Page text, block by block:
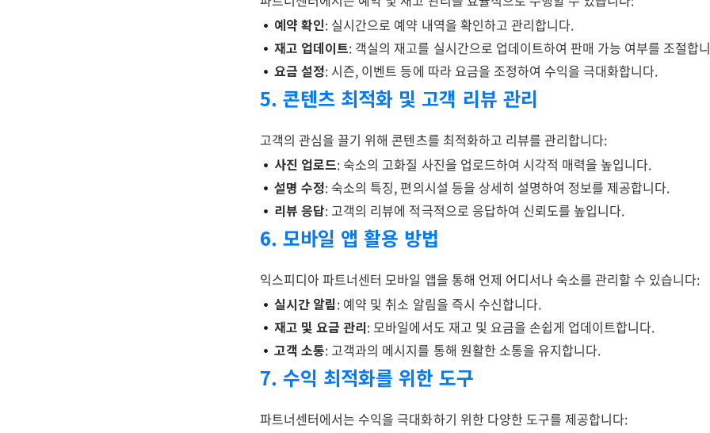
예약 확인: 실시간으로 예약 내역을 확인하고 관리합니다.
재고 업데이트: 객실의 재고를 실시간으로 업데이트하여 판매 가능 여부를 조절합
요금 설정: 시즌, 이벤트 등에 따라 요금을 조정하여 수익을 극대화합니다.
5. 콘텐츠 최적화 및 고객 리뷰 관리
고객의 관심을 끌기 위해 콘텐츠를 최적화하고 리뷰를 관리합니다:
사진 업로드: 숙소의 고화질 사진을 업로드하여 시각적 매력을 높입니다.
설명 수정: 숙소의 특징, 편의시설 등을 상세히 설명하여 정보를 제공합니다.
리뷰 응답: 고객의 리뷰에 적극적으로 응답하여 신뢰도를 높입니다.
6. 모바일 앱 활용 방법
익스피디아 파트너센터 모바일 앱을 통해 언제 어디서나 숙소를 관리할 수 있습니다:
실시간 알림: 예약 및 취소 알림을 즉시 수신합니다.
재고 및 요금 관리: 모바일에서도 재고 및 요금을 손쉽게 업데이트합니다.
고객 소통: 고객과의 메시지를 통해 원활한 소통을 유지합니다.
7. 수익 최적화를 위한 도구
파트너센터에서는 수익을 극대화하기 위한 다양한 도구를 제공합니다: